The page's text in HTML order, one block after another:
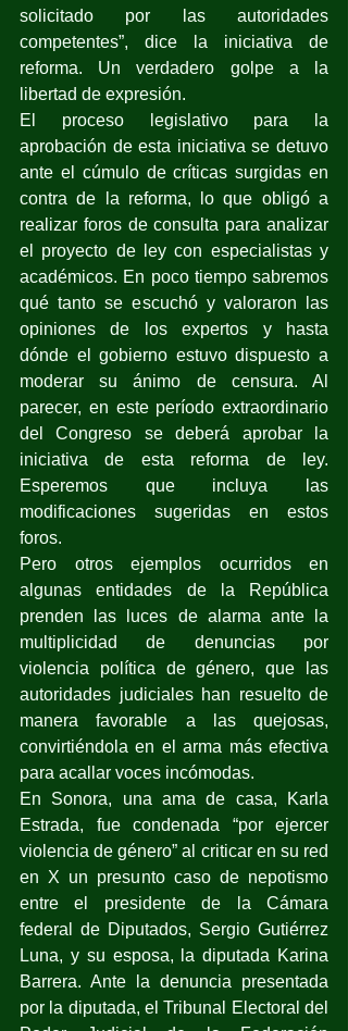
solicitado por las autoridades
competentes”, dice la iniciativa de
reforma. Un verdadero golpe a la
libertad de expresión.
El proceso legislativo para la
aprobación de esta iniciativa se detuvo
ante el cúmulo de críticas surgidas en
contra de la reforma, lo que obligó a
realizar foros de consulta para analizar
el proyecto de ley con especialistas y
académicos. En poco tiempo sabremos
qué tanto se escuchó y valoraron las
opiniones de los expertos y hasta
dónde el gobierno estuvo dispuesto a
moderar su ánimo de censura. Al
parecer, en este período extraordinario
del Congreso se deberá aprobar la
iniciativa de esta reforma de ley.
Esperemos que incluya las
modificaciones sugeridas en estos
foros.
Pero otros ejemplos ocurridos en
algunas entidades de la República
prenden las luces de alarma ante la
multiplicidad de denuncias por
violencia política de género, que las
autoridades judiciales han resuelto de
manera favorable a las quejosas,
convirtiéndola en el arma más efectiva
para acallar voces incómodas.
En Sonora, una ama de casa, Karla
Estrada, fue condenada “por ejercer
violencia de género” al criticar en su red
en X un presunto caso de nepotismo
entre el presidente de la Cámara
federal de Diputados, Sergio Gutiérrez
Luna, y su esposa, la diputada Karina
Barrera. Ante la denuncia presentada
por la diputada, el Tribunal Electoral del